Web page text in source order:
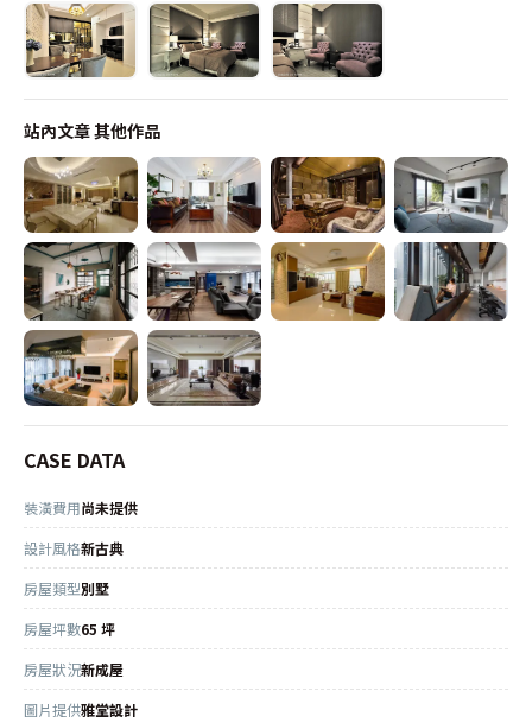
站內文章其他作品
CASE DATA
裝潢費用尚未提供
設計風格新古典
房屋類型別墅
房屋坪數65 坪
房屋狀況新成屋
圖片提供雅堂設計